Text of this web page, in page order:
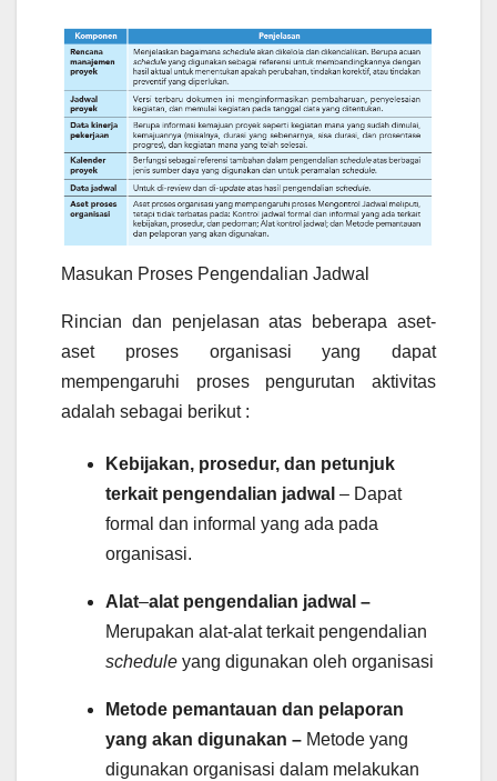
Masukan Proses Pengendalian Jadwal
Rincian dan penjelasan atas beberapa aset-
aset proses organisasi yang dapat
mempengaruhi proses pengurutan aktivitas
adalah sebagai berikut :
Kebijakan, prosedur, dan petunjuk
terkait pengendalian jadwal – Dapat
formal dan informal yang ada pada
organisasi.
Alat–alat pengendalian jadwal –
Merupakan alat-alat terkait pengendalian
schedule yang digunakan oleh organisasi
Metode pemantauan dan pelaporan
yang akan digunakan – Metode yang
digunakan organisasi dalam melakukan